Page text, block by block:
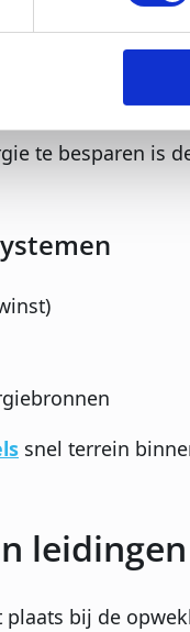
te besparen is
snel terrein
bij de